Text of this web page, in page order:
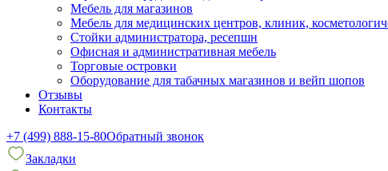
Мебель для магазинов
Мебель для медицинских центров, клиник,
Стойки администратора, ресепшн
Офисная и административная мебель
Торговые островки
Оборудование для табачных магазинов и вейп шопов
Отзывы
Контакты
+7 (499) 888-15-80Обратный звонок
Закладки